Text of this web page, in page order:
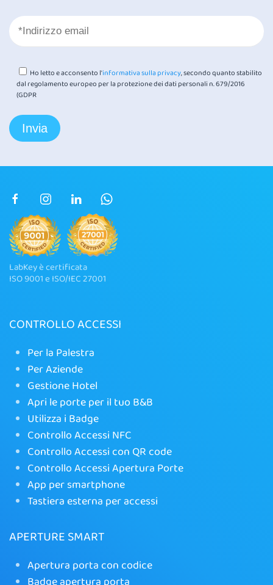
Ho letto e acconsento l'informativa sulla privacy, secondo quanto stabilito
dal regolamento europeo per la protezione dei dati personali n. 679/2016
(GDPR
LabKey è certificata
ISO 9001 e ISO/IEC 27001
CONTROLLO ACCESSI
Per la Palestra
Per Aziende
Gestione Hotel
Apri le porte per il tuo B&B
Utilizza i Badge
Controllo Accessi NFC
Controllo Accessi con QR code
Controllo Accessi Apertura Porte
App per smartphone
Tastiera esterna per accessi
APERTURE SMART
Apertura porta con codice